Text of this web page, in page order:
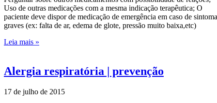
Uso de outras medicações com a mesma indicação terapêutica; O
paciente deve dispor de medicação de emergência em caso de
graves (ex: falta de ar, edema de glote, pressão muito baixa,etc)
Leia mais »
Alergia respiratória | prevenção
17 de julho de 2015